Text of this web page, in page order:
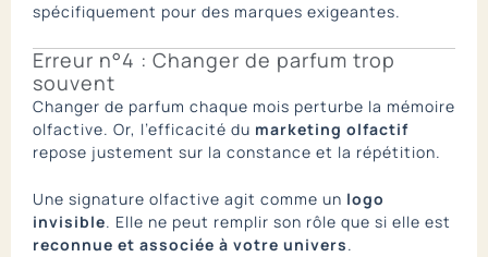
spécifiquement pour des marques exigeantes.
Erreur n°4 : Changer de parfum trop
souvent
Changer de parfum chaque mois perturbe la mémoire
olfactive. Or, l’efficacité du marketing olfactif
repose justement sur la constance et la répétition.
Une signature olfactive agit comme un logo
invisible. Elle ne peut remplir son rôle que si elle est
reconnue et associée à votre univers.